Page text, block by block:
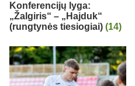
Konferencijų lyga:
„Žalgiris“ – „Hajduk“
(rungtynės tiesiogiai) (14)